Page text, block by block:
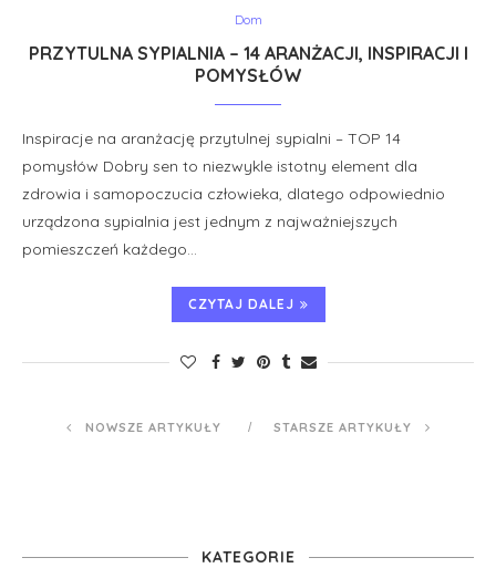
Dom
PRZYTULNA SYPIALNIA – 14 ARANŻACJI, INSPIRACJI I
POMYSŁÓW
Inspiracje na aranżację przytulnej sypialni – TOP 14
pomysłów Dobry sen to niezwykle istotny element dla
zdrowia i samopoczucia człowieka, dlatego odpowiednio
urządzona sypialnia jest jednym z najważniejszych
pomieszczeń każdego…
CZYTAJ DALEJ
NOWSZE ARTYKUŁY STARSZE ARTYKUŁY
KATEGORIE